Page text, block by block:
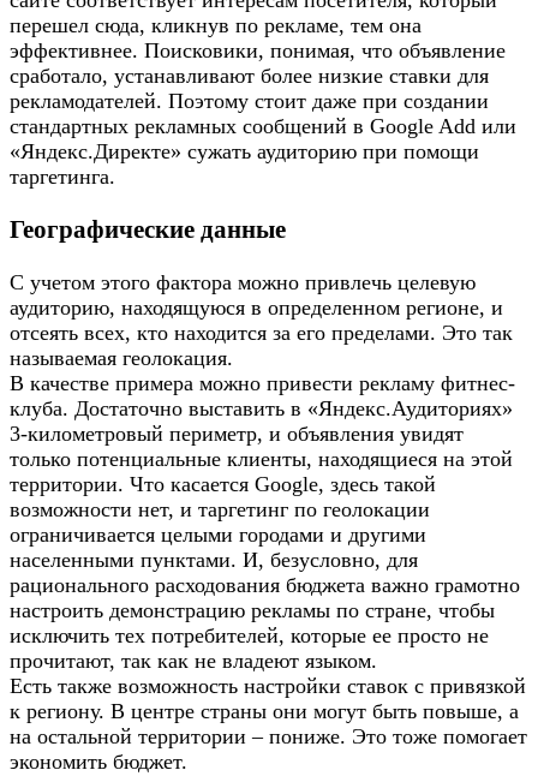
перешел сюда, кликнув по рекламе, тем она
эффективнее. Поисковики, понимая, что объявление
сработало, устанавливают более низкие ставки для
рекламодателей. Поэтому стоит даже при создании
стандартных рекламных сообщений в Google Add или
«Яндекс.Директе» сужать аудиторию при помощи
таргетинга.
Географические данные
С учетом этого фактора можно привлечь целевую
аудиторию, находящуюся в определенном регионе, и
отсеять всех, кто находится за его пределами. Это так
называемая геолокация.
В качестве примера можно привести рекламу фитнес-
клуба. Достаточно выставить в «Яндекс.Аудиториях»
3-километровый периметр, и объявления увидят
только потенциальные клиенты, находящиеся на этой
территории. Что касается Google, здесь такой
возможности нет, и таргетинг по геолокации
ограничивается целыми городами и другими
населенными пунктами. И, безусловно, для
рационального расходования бюджета важно грамотно
настроить демонстрацию рекламы по стране, чтобы
исключить тех потребителей, которые ее просто не
прочитают, так как не владеют языком.
Есть также возможность настройки ставок с привязкой
к региону. В центре страны они могут быть повыше, а
на остальной территории – пониже. Это тоже помогает
экономить бюджет.